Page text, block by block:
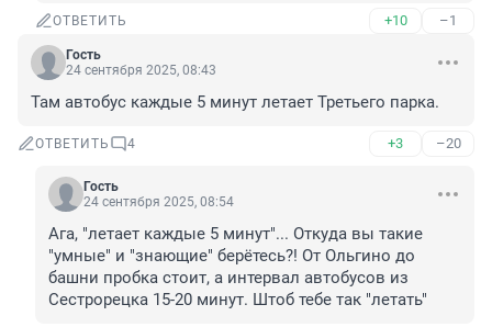
ОТВЕТИТЬ +10 –1
Гость
24 сентября 2025, 08:43
Там автобус каждые 5 минут летает Третьего парка.
ОТВЕТИТЬ 4 +3 –20
Гость
24 сентября 2025, 08:54
Ага, "летает каждые 5 минут"... Откуда вы такие
"умные" и "знающие" берётесь?! От Ольгино до
башни пробка стоит, а интервал автобусов из
Сестрорецка 15-20 минут. Штоб тебе так "летать"